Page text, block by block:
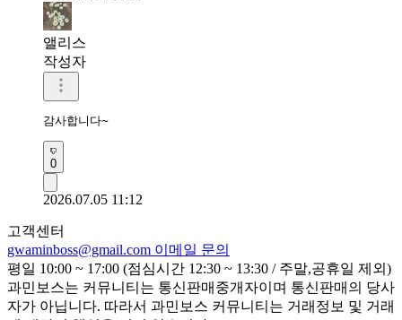
앨리스
작성자
감사합니다~
0
2026.07.05 11:12
고객센터
gwaminboss@gmail.com 이메일 문의
평일 10:00 ~ 17:00 (점심시간 12:30 ~ 13:30 / 주말,공휴일 제외)
과민보스는 커뮤니티는 통신판매중개자이며 통신판매의 당사
자가 아닙니다. 따라서 과민보스 커뮤니티는 거래정보 및 거래